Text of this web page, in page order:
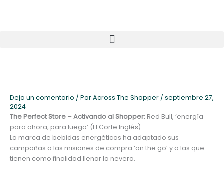
Deja un comentario / PorAcross The Shopper / septiembre 27,
2024
The Perfect Store – Activando al Shopper:Red Bull, ‘energía
para ahora, para luego’ (El Corte Inglés)
La marca de bebidas energéticas ha adaptado sus
campañas a las misiones de compra ‘on the go’ y a las que
tienen como finalidad llenar la nevera.